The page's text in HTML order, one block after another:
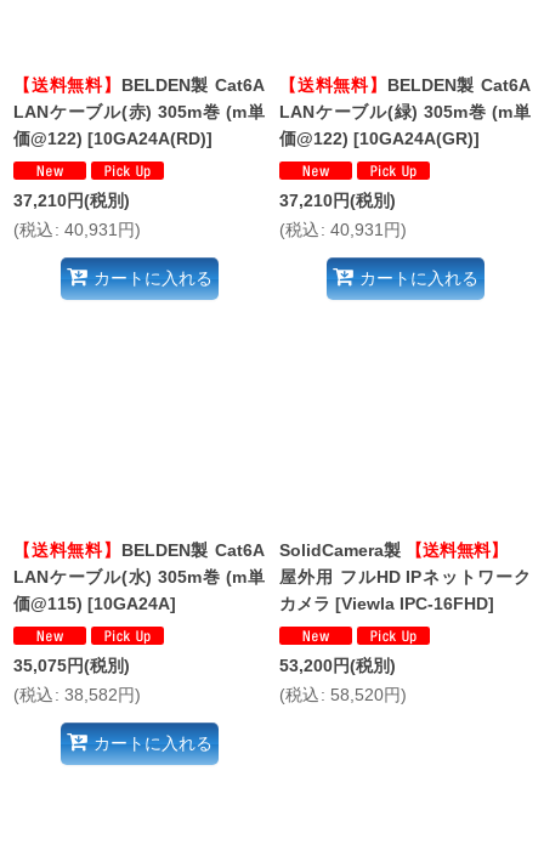
【送料無料】 BELDEN製 Cat6A
LANケーブル(赤) 305m巻 (m単
価@122) [10GA24A(RD)]
37,210円(税別)
(税込: 40,931 円)
カートに入れる
【送料無料】 BELDEN製 Cat6A
LANケーブル(緑) 305m巻 (m単
価@122) [10GA24A(GR)]
37,210円(税別)
(税込: 40,931 円)
カートに入れる
【送料無料】 BELDEN製 Cat6A
LANケーブル(水) 305m巻 (m単
価@115) [10GA24A]
35,075円(税別)
(税込: 38,582円)
カートに入れる
SolidCamera製
【送料無料】
屋外用 フルHD IPネットワーク
カメラ [Viewla IPC-16FHD]
53,200円(税別)
(税込: 58,520円)